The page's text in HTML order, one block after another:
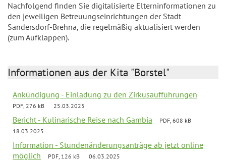
Nachfolgend finden Sie digitalisierte Elterninformationen zu
den jeweiligen Betreuungseinrichtungen der Stadt
Sandersdorf-Brehna, die regelmäßig aktualisiert werden
(zum Aufklappen).
Informationen aus der Kita "Borstel"
Ankündigung - Einladung zu den Zirkusaufführungen
PDF, 276 kB 25.03.2025
Bericht - Kulinarische Reise nach Gambia
PDF, 608 kB
18.03.2025
Information - Stundenänderungsanträge ab jetzt online
möglich
PDF, 126 kB 06.03.2025